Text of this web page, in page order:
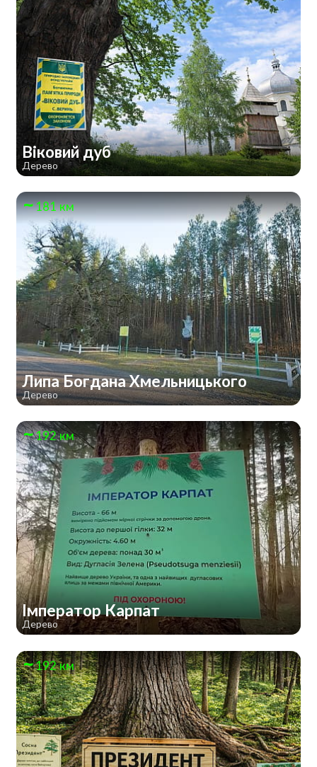
Віковий дуб
Дерево
181 км
Липа Богдана Хмельницького
Дерево
192 км
Імператор Карпат
Дерево
192 км